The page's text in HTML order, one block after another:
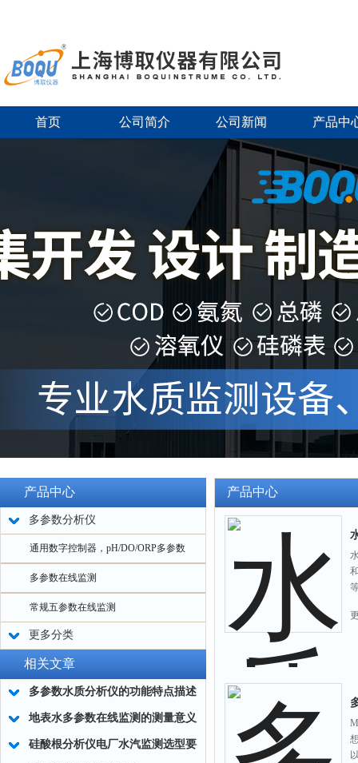
首页 公司简介 公司新闻 产品中
产品中心
多参数分析仪
通用数字控制器，pH/DO/ORP多参数
多参数在线监测
常规五参数在线监测
更多分类
相关文章
多参数水质分析仪的功能特点描述
地表水多参数在线监测的测量意义
硅酸根分析仪电厂水汽监测选型要
产品中心